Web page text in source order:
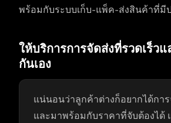
พร้อมกับระบบเก็บ-แพ็ค-ส่งสินค้าที่มี
ให้บริการการจัดส่งที่รวดเร็วแ
กันเอง
แน่นอนว่าลูกค้าต่างก็อยากได้การ
และมาพร้อมกับราคาที่จับต้องได้